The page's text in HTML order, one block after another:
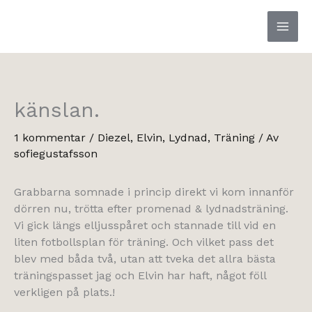
känslan.
1 kommentar / Diezel, Elvin, Lydnad, Träning / Av
sofiegustafsson
Grabbarna somnade i princip direkt vi kom innanför
dörren nu, trötta efter promenad & lydnadsträning.
Vi gick längs elljusspåret och stannade till vid en
liten fotbollsplan för träning. Och vilket pass det
blev med båda två, utan att tveka det allra bästa
träningspasset jag och Elvin har haft, något föll
verkligen på plats.!